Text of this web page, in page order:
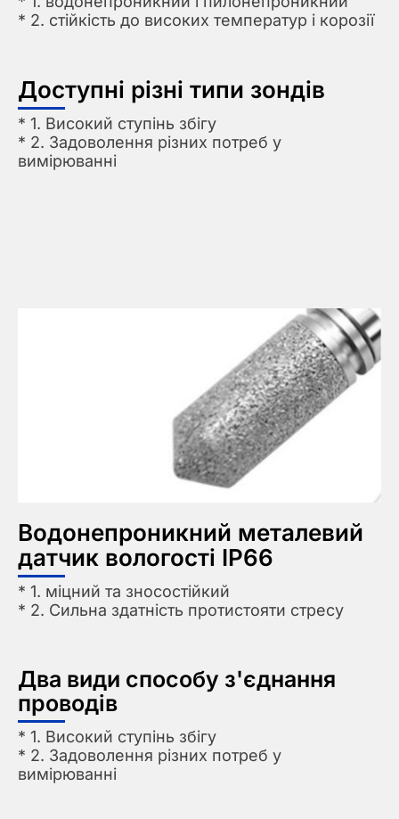
* 2. стійкість до високих температур і корозії
Доступні різні типи зондів
* 1. Високий ступінь збігу
* 2. Задоволення різних потреб у
вимірюванні
Водонепроникний металевий
датчик вологості IP66
* 1. міцний та зносостійкий
* 2. Сильна здатність протистояти стресу
Два види способу з'єднання
проводів
* 1. Високий ступінь збігу
* 2. Задоволення різних потреб у
вимірюванні